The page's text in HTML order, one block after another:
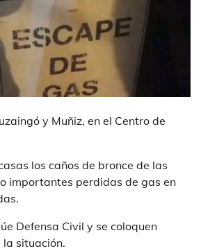
y Muñiz, en el Centro de
los caños de bronce de las
importantes perdidas de gas en
Defensa Civil y se coloquen
situación.